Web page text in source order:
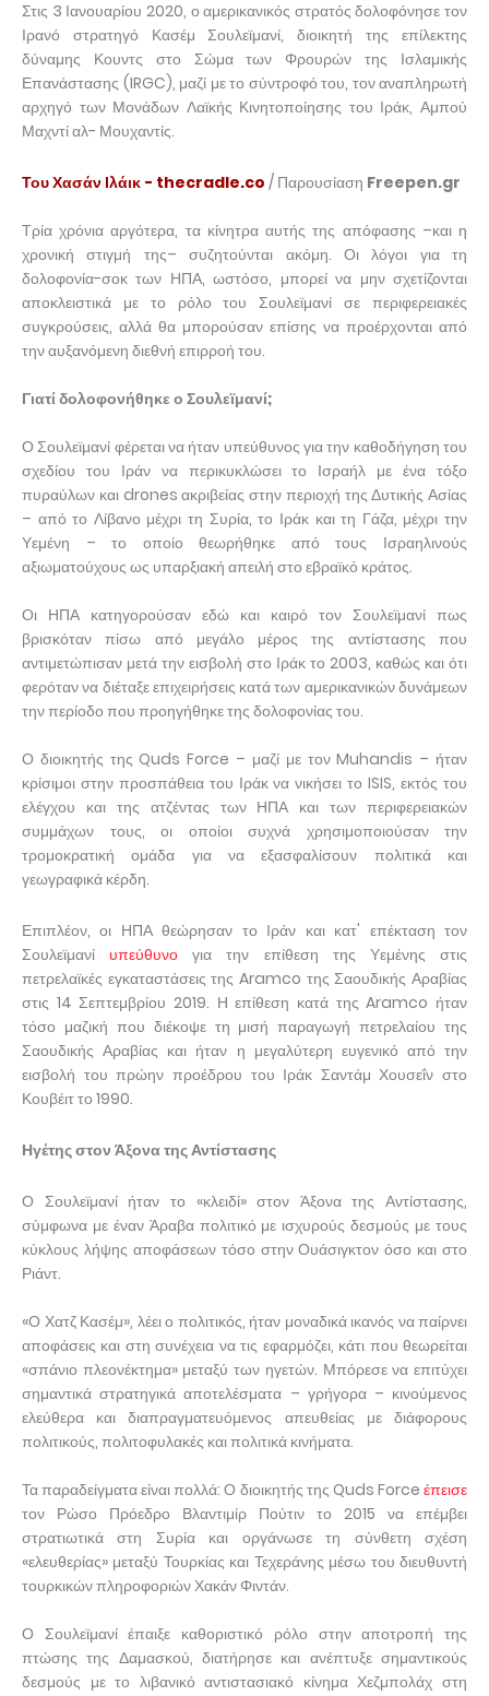
Στις 3 Ιανουαρίου 2020, ο αμερικανικός στρατός δολοφόνησε τον
Ιρανό στρατηγό Κασέμ Σουλεϊμανί, διοικητή της επίλεκτης
δύναμης Κουντς στο Σώμα των Φρουρών της Ισλαμικής
Επανάστασης (IRGC), μαζί με το σύντροφό του, τον αναπληρωτή
αρχηγό των Μονάδων Λαϊκής Κινητοποίησης του Ιράκ, Αμπού
Μαχντί αλ- Μουχαντίς.
Του Χασάν Ιλάικ - thecradle.co / Παρουσίαση Freepen.gr
Τρία χρόνια αργότερα, τα κίνητρα αυτής της απόφασης –και η
χρονική στιγμή της– συζητούνται ακόμη. Οι λόγοι για τη
δολοφονία-σοκ των ΗΠΑ, ωστόσο, μπορεί να μην σχετίζονται
αποκλειστικά με το ρόλο του Σουλεϊμανί σε περιφερειακές
συγκρούσεις, αλλά θα μπορούσαν επίσης να προέρχονται από
την αυξανόμενη διεθνή επιρροή του.
Γιατί δολοφονήθηκε ο Σουλεϊμανί;
Ο Σουλεϊμανί φέρεται να ήταν υπεύθυνος για την καθοδήγηση του
σχεδίου του Ιράν να περικυκλώσει το Ισραήλ με ένα τόξο
πυραύλων και drones ακριβείας στην περιοχή της Δυτικής Ασίας
– από το Λίβανο μέχρι τη Συρία, το Ιράκ και τη Γάζα, μέχρι την
Υεμένη – το οποίο θεωρήθηκε από τους Ισραηλινούς
αξιωματούχους ως υπαρξιακή απειλή στο εβραϊκό κράτος.
Οι ΗΠΑ κατηγορούσαν εδώ και καιρό τον Σουλεϊμανί πως
βρισκόταν πίσω από μεγάλο μέρος της αντίστασης που
αντιμετώπισαν μετά την εισβολή στο Ιράκ το 2003, καθώς και ότι
φερόταν να διέταξε επιχειρήσεις κατά των αμερικανικών δυνάμεων
την περίοδο που προηγήθηκε της δολοφονίας του.
Ο διοικητής της Quds Force – μαζί με τον Muhandis – ήταν
κρίσιμοι στην προσπάθεια του Ιράκ να νικήσει το ISIS, εκτός του
ελέγχου και της ατζέντας των ΗΠΑ και των περιφερειακών
συμμάχων τους, οι οποίοι συχνά χρησιμοποιούσαν την
τρομοκρατική ομάδα για να εξασφαλίσουν πολιτικά και
γεωγραφικά κέρδη.
Επιπλέον, οι ΗΠΑ θεώρησαν το Ιράν και κατ' επέκταση τον
Σουλεϊμανί υπεύθυνο για την επίθεση της Υεμένης στις
πετρελαϊκές εγκαταστάσεις της Aramco της Σαουδικής Αραβίας
στις 14 Σεπτεμβρίου 2019. Η επίθεση κατά της Aramco ήταν
τόσο μαζική που διέκοψε τη μισή παραγωγή πετρελαίου της
Σαουδικής Αραβίας και ήταν η μεγαλύτερη ευγενικό από την
εισβολή του πρώην προέδρου του Ιράκ Σαντάμ Χουσεΐν στο
Κουβέιτ το 1990.
Ηγέτης στον Άξονα της Αντίστασης
Ο Σουλεϊμανί ήταν το «κλειδί» στον Άξονα της Αντίστασης,
σύμφωνα με έναν Άραβα πολιτικό με ισχυρούς δεσμούς με τους
κύκλους λήψης αποφάσεων τόσο στην Ουάσιγκτον όσο και στο
Ριάντ.
«Ο Χατζ Κασέμ», λέει ο πολιτικός, ήταν μοναδικά ικανός να παίρνει
αποφάσεις και στη συνέχεια να τις εφαρμόζει, κάτι που θεωρείται
«σπάνιο πλεονέκτημα» μεταξύ των ηγετών. Μπόρεσε να επιτύχει
σημαντικά στρατηγικά αποτελέσματα – γρήγορα – κινούμενος
ελεύθερα και διαπραγματευόμενος απευθείας με διάφορους
πολιτικούς, πολιτοφυλακές και πολιτικά κινήματα.
Τα παραδείγματα είναι πολλά: Ο διοικητής της Quds Force έπεισε
τον Ρώσο Πρόεδρο Βλαντιμίρ Πούτιν το 2015 να επέμβει
στρατιωτικά στη Συρία και οργάνωσε τη σύνθετη σχέση
«ελευθερίας» μεταξύ Τουρκίας και Τεχεράνης μέσω του διευθυντή
τουρκικών πληροφοριών Χακάν Φιντάν.
Ο Σουλεϊμανί έπαιξε καθοριστικό ρόλο στην αποτροπή της
πτώσης της Δαμασκού, διατήρησε και ανέπτυξε σημαντικούς
δεσμούς με το λιβανικό αντιστασιακό κίνημα Χεζμπολάχ στη